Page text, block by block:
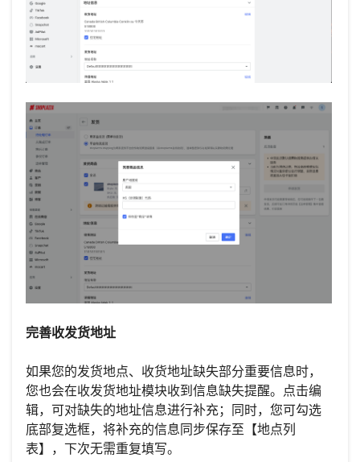
完善收发货地址
如果您的发货地点、收货地址缺失部分重要信息时，
您也会在收发货地址模块收到信息缺失提醒。点击编
辑，可对缺失的地址信息进行补充；同时，您可勾选
底部复选框，将补充的信息同步保存至【地点列
表】，下次无需重复填写。